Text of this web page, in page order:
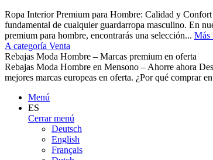
Ropa Interior Premium para Hombre: Calidad y
fundamental de cualquier guardarropa masculino. En
premium para hombre, encontrarás una selección... Más
A categoría Venta
Rebajas Moda Hombre – Marcas premium en oferta
Rebajas Moda Hombre en Mensono – Ahorre ahora
mejores marcas europeas en oferta. ¿Por qué comprar
Menú
ES
Cerrar menú
Deutsch
English
Français